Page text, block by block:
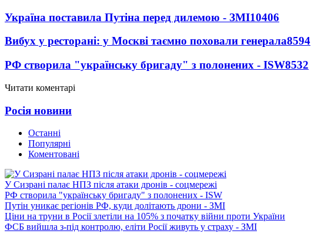
Україна поставила Путіна перед дилемою - ЗМІ10406
Вибух у ресторані: у Москві таємно поховали генерала8594
РФ створила "українську бригаду" з полонених - ISW8532
Читати коментарі
Росія новини
Останні
Популярні
Коментовані
У Сизрані палає НПЗ після атаки дронів - соцмережі
РФ створила "українську бригаду" з полонених - ISW
Путін уникає регіонів РФ, куди долітають дрони - ЗМІ
Ціни на труни в Росії злетіли на 105% з початку війни проти України
ФСБ вийшла з-під контролю, еліти Росії живуть у страху - ЗМІ